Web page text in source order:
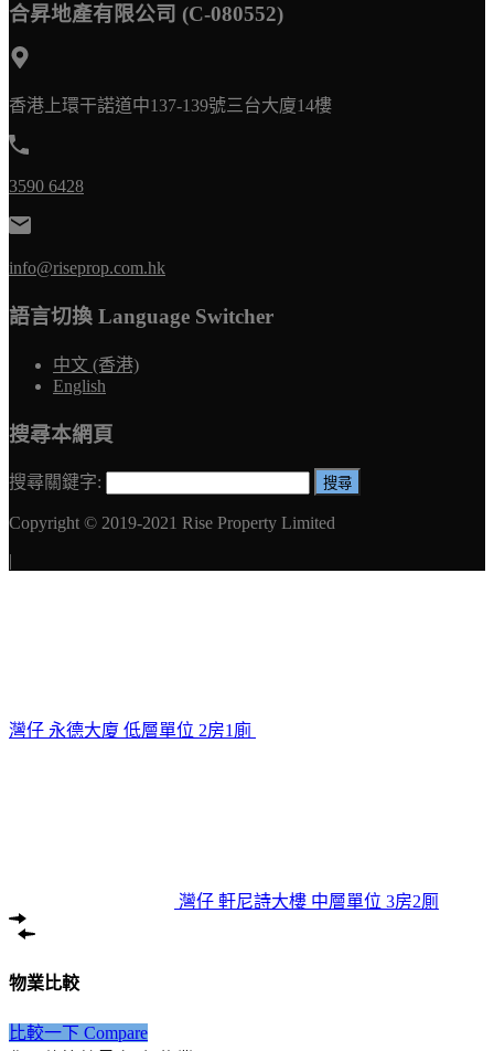
合昇地產有限公司 (C-080552)
香港上環干諾道中137-139號三台大廈14樓
3590 6428
info@riseprop.com.hk
語言切換 Language Switcher
中文 (香港)
English
搜尋本網頁
搜尋關鍵字:
Copyright © 2019-2021 Rise Property Limited
|
灣仔 永德大廈 低層單位 2房1廁
灣仔 軒尼詩大樓 中層單位 3房2厠
物業比較
比較一下 Compare